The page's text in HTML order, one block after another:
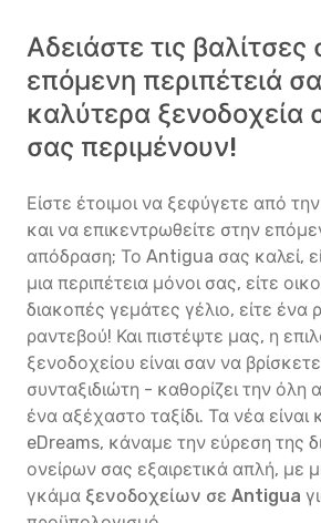
Αδειάστε τις βαλίτσες
επόμενη περιπέτειά
καλύτερα ξενοδοχεία
σας περιμένουν!
Είστε έτοιμοι να ξεφύγετε από
και να επικεντρωθείτε στην
απόδραση; Το Antigua σας καλεί,
μια περιπέτεια μόνοι σας, είτε
διακοπές γεμάτες γέλιο, είτε ένα
ραντεβού! Και πιστέψτε μας, η
ξενοδοχείου είναι σαν να
συνταξιδιώτη - καθορίζει την όλη
ένα αξέχαστο ταξίδι. Τα νέα είναι
eDreams, κάναμε την εύρεση της
ονείρων σας εξαιρετικά απλή, με
γκάμα ξενοδοχείων σε Antigua